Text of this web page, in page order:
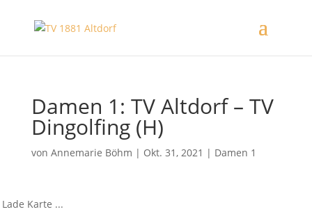
Damen 1: TV Altdorf – TV
Dingolfing (H)
von Annemarie Böhm | Okt. 31, 2021 | Damen 1
Lade Karte ...